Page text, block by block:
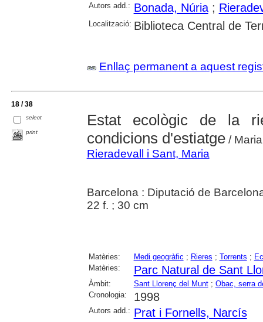
Autors add.: Bonada, Núria;
Localització: Biblioteca Central de
Enllaç permanent a aquest
18 / 38
select
print
Estat ecològic de la
condicions d'estiatge/
Rieradevall i Sant, Maria
Barcelona : Diputació de
22 f. ; 30 cm
Matèries: Medi geogràfic ; Rieres ; Torrents ;
Matèries:
Parc Natural de Sant
Àmbit: Sant Llorenç del Munt; Obac, serra
Cronologia:
1998
Autors add.: Prat i Fornells, Narcís